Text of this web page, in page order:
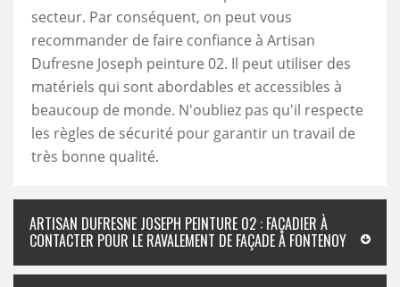
secteur. Par conséquent, on peut vous
recommander de faire confiance à Artisan
Dufresne Joseph peinture 02. Il peut utiliser des
matériels qui sont abordables et accessibles à
beaucoup de monde. N'oubliez pas qu'il respecte
les règles de sécurité pour garantir un travail de
très bonne qualité.
ARTISAN DUFRESNE JOSEPH PEINTURE 02 : FAÇADIER À
CONTACTER POUR LE RAVALEMENT DE FAÇADE À FONTENOY